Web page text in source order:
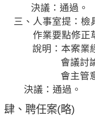
關
決議： 通過。
三、人事室提：檢
作業要點修正
說明：本案業
會議討
會主管
決議：通過。
肆、聘任案(略)